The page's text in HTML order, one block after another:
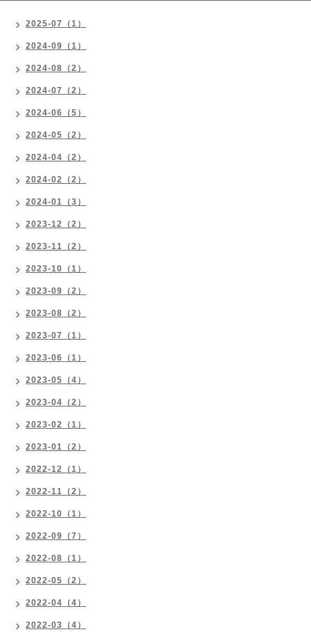
2025-07（1）
2024-09（1）
2024-08（2）
2024-07（2）
2024-06（5）
2024-05（2）
2024-04（2）
2024-02（2）
2024-01（3）
2023-12（2）
2023-11（2）
2023-10（1）
2023-09（2）
2023-08（2）
2023-07（1）
2023-06（1）
2023-05（4）
2023-04（2）
2023-02（1）
2023-01（2）
2022-12（1）
2022-11（2）
2022-10（1）
2022-09（7）
2022-08（1）
2022-05（2）
2022-04（4）
2022-03（4）